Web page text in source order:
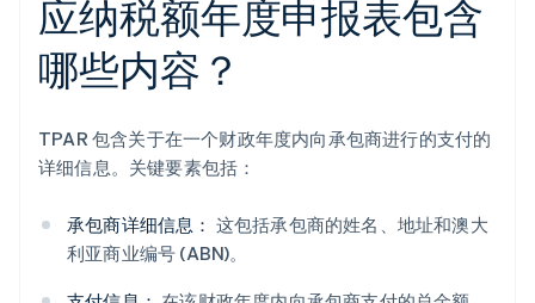
应纳税额年度申报表包含
哪些内容？
TPAR 包含关于在一个财政年度内向承包商进行的支付的
详细信息。关键要素包括：
承包商详细信息： 这包括承包商的姓名、地址和澳大
利亚商业编号 (ABN)。